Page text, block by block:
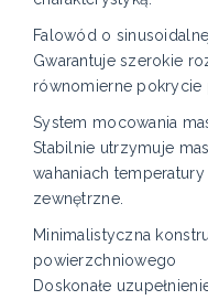
Falowód o
Gwarantuje szerokie
równomierne pokrycie
System mocowania
Stabilnie utrzymuje
wahaniach
zewnętrzne.
Minimalistyczna
powierzchniowego
Doskonałe